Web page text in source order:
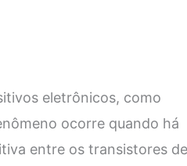
eletrônicos, como
ocorre quando há
entre os transistores de